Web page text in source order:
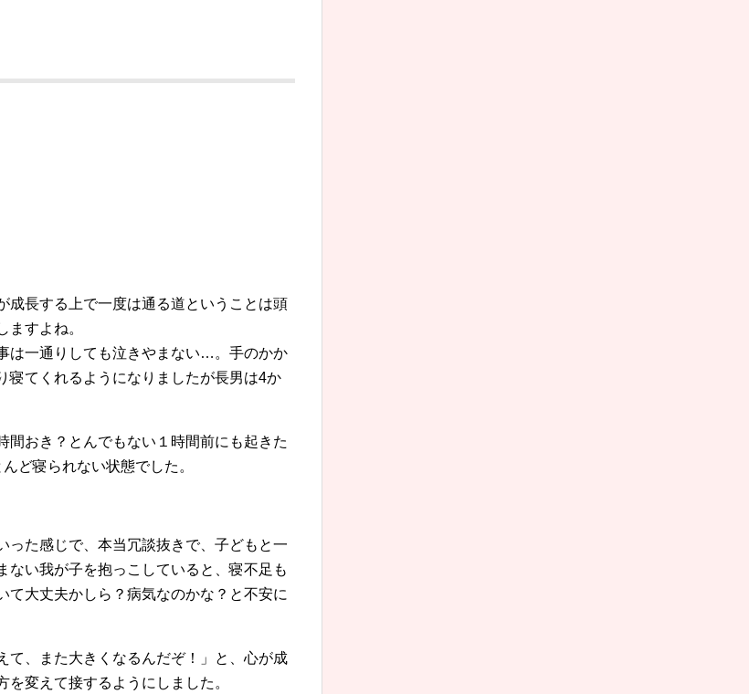
成長する上で一度は通る道ということは頭
すよね。
は一通りしても泣きやまない…。手のかか
寝てくれるようになりましたが長男は4か
間おき？とんでもない１時間前にも起きた
ど寝られない状態でした。
った感じで、本当冗談抜きで、子どもと一
い我が子を抱っこしていると、寝不足も
大丈夫かしら？病気なのかな？と不安に
て、また大きくなるんだぞ！」と、心が成
変えて接するようにしました。